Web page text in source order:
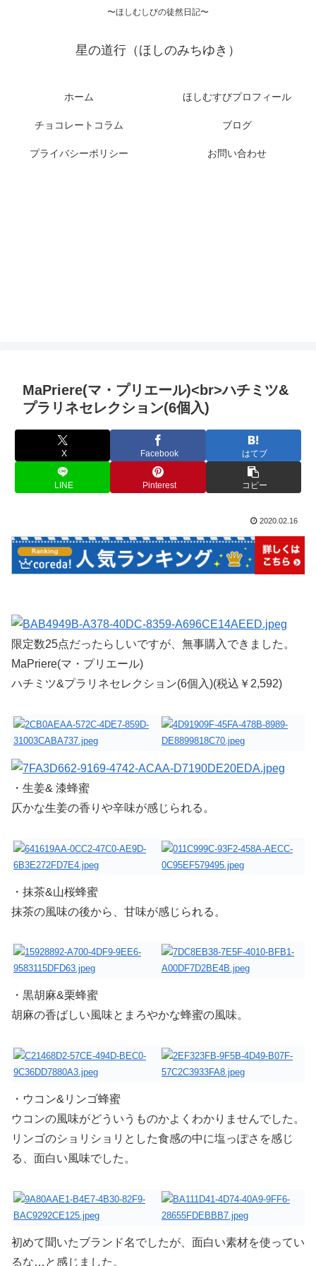
〜ほしむしびの徒然日記〜
星の道行（ほしのみちゆき）
ホーム ほしむすびプロフィール
チョコレートコラム ブログ
プライバシーポリシー お問い合わせ
MaPriere(マ・プリエール)<br>ハチミツ&
プラリネセレクション(6個入)
X Facebook はてブ
LINE Pinterest コピー
2020.02.16
限定数25点だったらしいですが、無事購入できました。
MaPriere(マ・プリエール)
ハチミツ&プラリネセレクション(6個入)(税込￥2,592)
・生姜& 漆蜂蜜
仄かな生姜の香りや辛味が感じられる。
・抹茶&山桜蜂蜜
抹茶の風味の後から、甘味が感じられる。
・黒胡麻&栗蜂蜜
胡麻の香ばしい風味とまろやかな蜂蜜の風味。
・ウコン&リンゴ蜂蜜
ウコンの風味がどういうものかよくわかりませんでした。
リンゴのショリショリとした食感の中に塩っぽさを感じ
る、面白い風味でした。
初めて聞いたブランド名でしたが、面白い素材を使ってい
るな…と感じました。